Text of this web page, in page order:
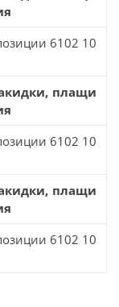
6102 10
плащи
6102 10
плащи
6102 10